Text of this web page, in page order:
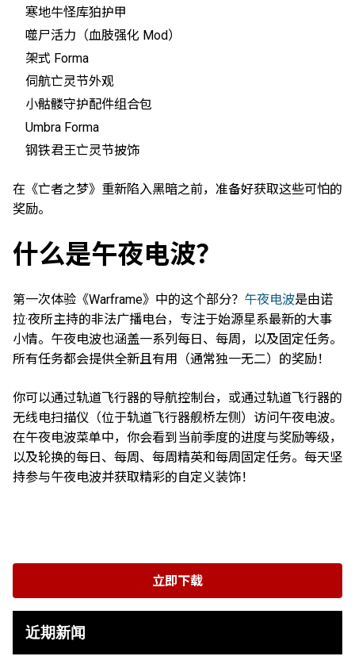
寒地牛怪库狛护甲
噬尸活力（血肢强化 Mod）
架式 Forma
伺航亡灵节外观
小骷髅守护配件组合包
Umbra Forma
钢铁君王亡灵节披饰
在《亡者之梦》重新陷入黑暗之前，准备好获取这些可怕的
奖励。
什么是午夜电波？
第一次体验《Warframe》中的这个部分？ 午夜电波是由诺
拉·夜所主持的非法广播电台，专注于始源星系最新的大事
小情。午夜电波也涵盖一系列每日、每周，以及固定任务。
所有任务都会提供全新且有用（通常独一无二）的奖励！
你可以通过轨道飞行器的导航控制台，或通过轨道飞行器的
无线电扫描仪（位于轨道飞行器舰桥左侧）访问午夜电波。
在午夜电波菜单中，你会看到当前季度的进度与奖励等级，
以及轮换的每日、每周、每周精英和每周固定任务。每天坚
持参与午夜电波并获取精彩的自定义装饰！
立即下载
近期新闻